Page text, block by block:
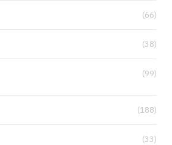
(66)
(38)
(99)
(188)
(33)